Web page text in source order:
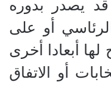
يصدر بدوره
أو على
لها أبعادا أخرى
أو الاتفاق